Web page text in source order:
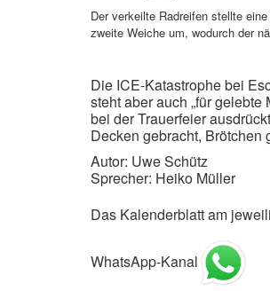
Der verkeilte Radreifen stellte
zweite Weiche um, wodurch der
Die ICE-Katastrophe bei
steht aber auch „für
bei der Trauerfeier
Decken gebracht, Brötchen
Autor: Uwe Schütz
Sprecher: Heiko Müller
Das Kalenderblatt am
WhatsApp-Kanal